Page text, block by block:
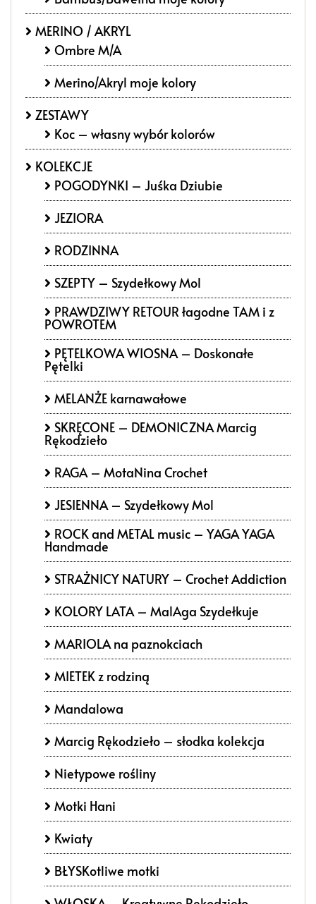
MERINO / AKRYL
Ombre M/A
Merino/Akryl moje kolory
ZESTAWY
Koc – własny wybór kolorów
KOLEKCJE
POGODYNKI – Juśka Dziubie
JEZIORA
RODZINNA
SZEPTY – Szydełkowy Mol
PRAWDZIWY RETOUR łagodne TAM i z
POWROTEM
PĘTELKOWA WIOSNA – Doskonałe
Pętelki
MELANŻE karnawałowe
SKRĘCONE – DEMONICZNA Marcig
Rękodzieło
RAGA – MotaNina Crochet
JESIENNA – Szydełkowy Mol
ROCK and METAL music – YAGA YAGA
Handmade
STRAŻNICY NATURY – Crochet Addiction
KOLORY LATA – MalAga Szydełkuje
MARIOLA na paznokciach
MIETEK z rodziną
Mandalowa
Marcig Rękodzieło – słodka kolekcja
Nietypowe rośliny
Motki Hani
Kwiaty
BŁYSKotliwe motki